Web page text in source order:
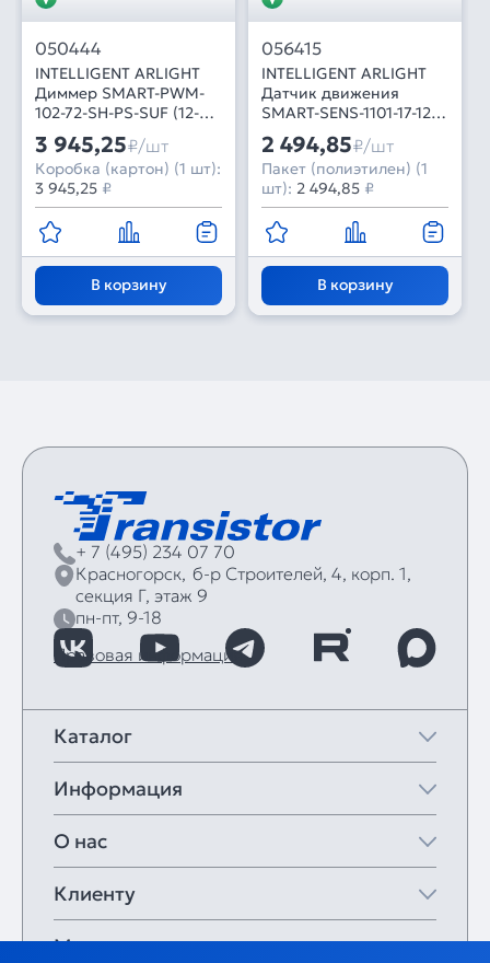
050444
INTELLIGENT ARLIGHT
Диммер SMART-PWM-
102-72-SH-PS-SUF (12-
48V, 2x7A, 2.4G) (IARL,
Контроллер)
3 945,25₽/шт
Коробка (картон) (1 шт):
3 945,25 ₽
В корзину
056415
INTELLIGENT ARLIGHT
Датчик движения
SMART-SENS-1101-17-12-
IN White (12-24V, 1x1.5A,
Switch) (IARL, IP20
Пластик, 5 лет)
2 494,85₽/шт
Пакет (полиэтилен) (1
шт): 2 494,85 ₽
В корзину
+ 7 (495) 234 07 70
Красногорск, б‑р Строителей, 4, корп. 1,
секция Г, этаж 9
пн-пт, 9-18
Правовая информация
Каталог
Информация
О нас
Клиенту
Мои закладки